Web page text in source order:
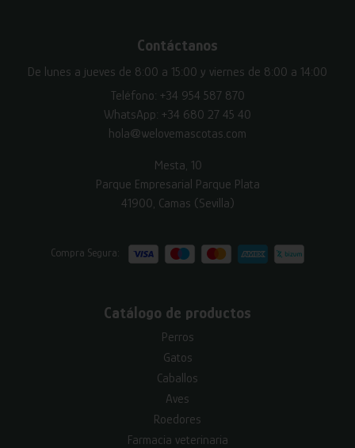
Contáctanos
De lunes a jueves de 8:00 a 15:00 y viernes de 8:00 a 14:00
Teléfono: +34 954 587 870
WhatsApp: +34 680 27 45 40
hola@welovemascotas.com
Mesta, 10
Parque Empresarial Parque Plata
41900, Camas (Sevilla)
Compra Segura:
Catálogo de productos
Perros
Gatos
Caballos
Aves
Roedores
Farmacia veterinaria